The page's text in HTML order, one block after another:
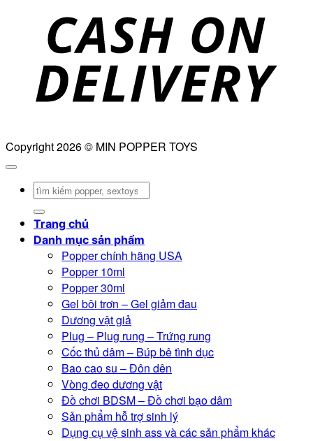
Copyright 2026 © MIN POPPER TOYS
Tìm
Trang chủ
Danh mục sản phẩm
Popper chính hãng USA
Popper 10ml
Popper 30ml
Gel bôi trơn – Gel giảm đau
Dương vật giả
Plug – Plug rung – Trứng rung
Cốc thủ dâm – Búp bê tình dục
Bao cao su – Đôn dên
Vòng đeo dương vật
Đồ chơi BDSM – Đồ chơi bạo dâm
Sản phẩm hỗ trợ sinh lý
Dụng cụ vệ sinh ass và các sản phẩm khác